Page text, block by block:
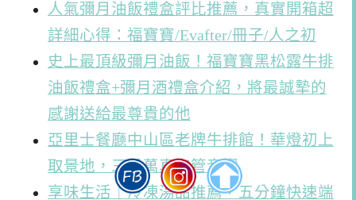
人氣彌月油飯禮盒評比推薦，真實開箱超
詳細心得：福寶寶/Evafter/冊子/人之初
史上最頂級彌月油飯！福寶寶黑松露牛排
油飯禮盒+彌月酒禮盒介紹，將最誠摯的
感謝送給最尊貴的他
亞里士餐廳中山區老牌牛排館！華燈初上
取景地，三千萬真空管音響
享味生活｜冷凍湯品推薦，五分鐘快速端